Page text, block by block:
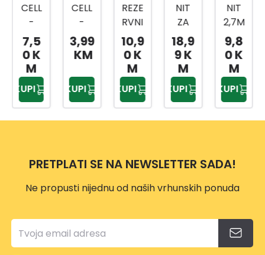
CELL
-
FAST
LAS
ZA
TRIM
ER
PRE
MIU
X15M
7,5
0 K
M
KUPI
CELL
-
FAST
LAS
TRIM
ER
PRE
MIU
X15M
3,99
KM
KUPI
REZE
RVNI
KON
AC
ZA
GC-
ET
4530
10,9
0 K
M
KUPI
NIT
ZA
TRIM
ER 2
MM X
120 M
ALS2
001
18,9
9 K
M
KUPI
NIT
2,7M
MX9,
8M
OKR.
TIHA
9,8
0 K
M
KUPI
PRETPLATI SE NA NEWSLETTER SADA!
Ne propusti nijednu od naših vrhunskih ponuda